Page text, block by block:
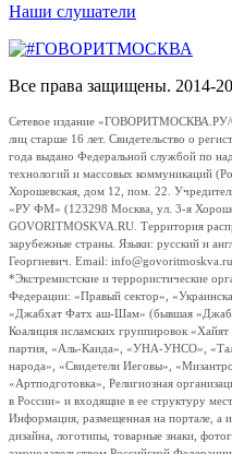
Наши слушатели
Все права защищены. 2014-
Сетевое издание «ГОВОРИТМОСКВА.РУ/
лиц старше 16 лет. Свидетельство о
года выдано Федеральной службой по
технологий и массовых коммуникаций
Хорошевская, дом 12, пом. 22.
«РУ ФМ» (123298 Москва, ул. 3-я
GOVORITMOSKVA.RU. Территория
зарубежные страны. Языки: русский и
Георгиевич. Email:
*Экстремистские и террористические
Федерации: «Правый сектор»,
«Джабхат Фатх аш-Шам» (бывшая
Коалиция исламских группировок
партия, «Аль-Каида», «УНА-УНСО»,
народа», «Свидетели Иеговы»,
«Артподготовка», Религиозная
в России» и входящие в ее структуру
Информация, размещенная на портале, а
дизайна, логотипы, товарные знаки,